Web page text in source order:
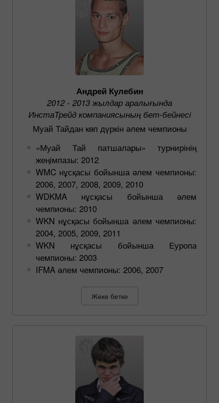
Андрей Кулебин
2012 - 2013 жылдар аралығында
ИнстаТрейд компаниясының бет-бейнесі
Муай Тайдан көп дүркін әлем чемпионы
«Муай Тай патшалары» турнирінің
жеңімпазы: 2012
WMC нұсқасы бойынша әлем чемпионы:
2006, 2007, 2008, 2009, 2010
WDKMA нұсқасы бойынша әлем
чемпионы: 2010
WKN нұсқасы бойынша әлем чемпионы:
2004, 2005, 2009, 2011
WKN нұсқасы бойынша Еуропа
чемпионы: 2003
IFMA әлем чемпионы: 2006, 2007
Жеке бетке